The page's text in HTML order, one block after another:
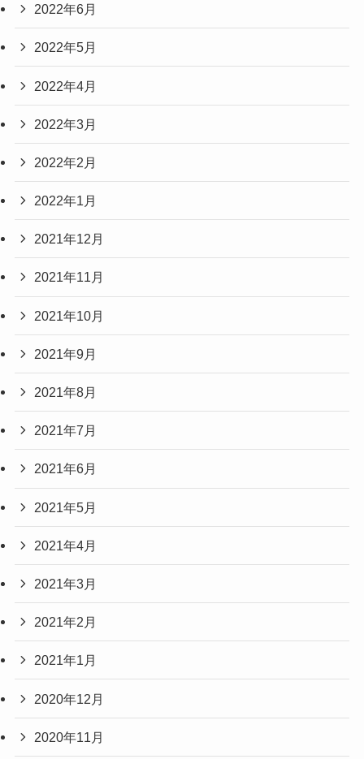
2022年6月
2022年5月
2022年4月
2022年3月
2022年2月
2022年1月
2021年12月
2021年11月
2021年10月
2021年9月
2021年8月
2021年7月
2021年6月
2021年5月
2021年4月
2021年3月
2021年2月
2021年1月
2020年12月
2020年11月